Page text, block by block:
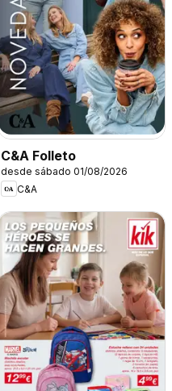
C&A Folleto
desde sábado 01/08/2026
C&A